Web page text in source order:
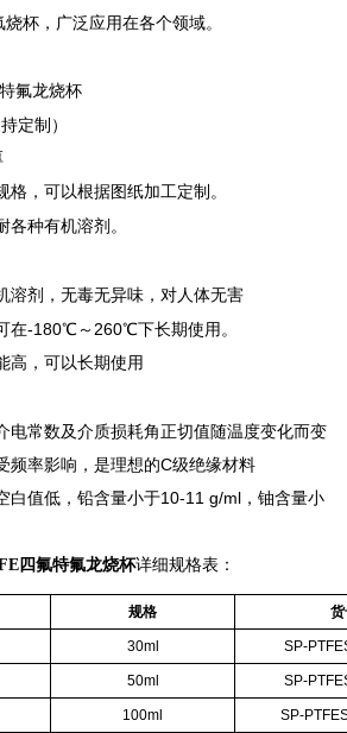
杯，广泛应用在各个领域。
氟龙烧杯
定制）
格，可以根据图纸加工定制。
各种有机溶剂。
溶剂，无毒无异味，对人体无害
在-180℃～260℃下长期使用。
高，可以长期使用
电常数及介质损耗角正切值随温度变化而变
频率影响，是理想的C级绝缘材料
白值低，铅含量小于10-11 g/ml，铀含量小
四氟特氟龙烧杯详细规格表：
规格 货
30ml SP-
50ml SP-
100ml SP-